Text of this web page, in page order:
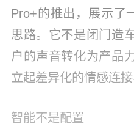
Pro+的推出，展示了
思路。它不是闭门造
户的声音转化为产品
立起差异化的情感连接
智能不是配置